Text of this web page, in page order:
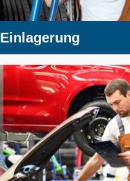
Einlagerung